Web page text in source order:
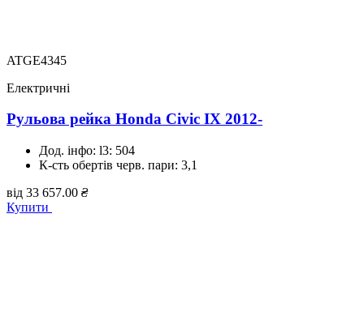
ATGE4345
Електричні
Рульова рейка Honda Civic IX 2012-
Дод. інфо: l3: 504
К-сть обертів черв. пари: 3,1
від 33 657.00 ₴
Купити